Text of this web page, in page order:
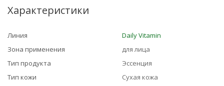
Характеристики
Линия
Daily Vitamin
Зона применения
для лица
Тип продукта
Эссенция
Тип кожи
Сухая кожа